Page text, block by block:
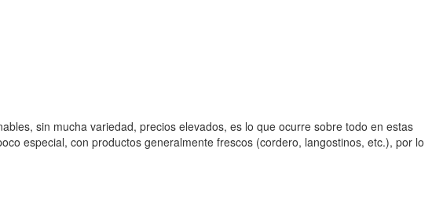
sin mucha variedad, precios elevados, es lo que ocurre sobre todo en estas
especial, con productos generalmente frescos (cordero, langostinos, etc.), por lo